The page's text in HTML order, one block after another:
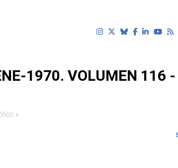
1970. VOLUMEN 116 -